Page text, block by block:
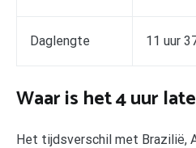
Daglengte 11 uur
Waar is het 4 uur
Het tijdsverschil met Brazilië,